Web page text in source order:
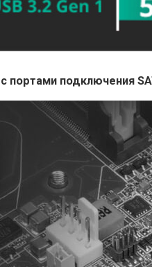
портами подключения